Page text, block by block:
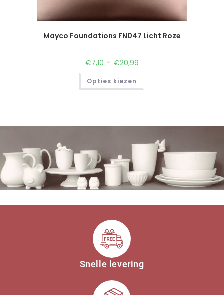
Mayco Foundations FN047 Licht Roze
€7,10 - €20,99
Opties kiezen
Snelle levering